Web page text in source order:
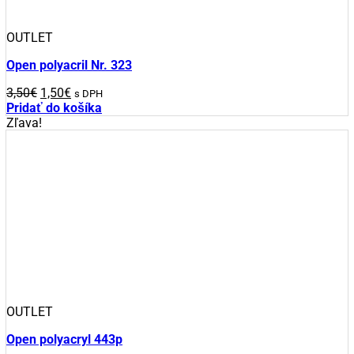
OUTLET
Open polyacril Nr. 323
3,50€ Pôvodná
cena
bola:
1,50€Aktuálna
cena
s DPH
Pridať do košíka
Zľava!
OUTLET
Open polyacryl 443p